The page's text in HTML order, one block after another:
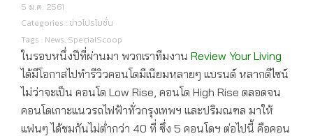
5 ม.ค. 2561
Categories : ข่าวโปรโมชั่น
Tags : News, SpecialScoop
ในรอบหนึ่งปีที่ผ่านมา พวกเราทีมงาน Review Your Living
ได้มีโอกาสไปทำรีวิวคอนโดมีเนียมหลายๆ แบรนด์ หลากดีไซน์
ไม่ว่าจะเป็น คอนโด Low Rise, คอนโด High Rise ตลอดจน
คอนโดเกาะแนวรถไฟฟ้าทั่วกรุงเทพฯ และปริมณฑล มาให้
แฟนๆ ได้ชมกันไม่ต่ำกว่า 40 ที่ ซึ่ง 5 คอนโดฯ ต่อไปนี้ คือคอน